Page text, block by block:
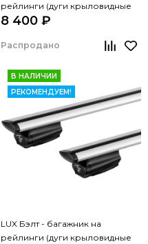
рейлинги (дуги крыловидные
серые, 1,2м)
8 400 ₽
Распродано
В НАЛИЧИИ
РЕКОМЕНДУЕМ!
LUX Бэлт - багажник на
рейлинги (дуги крыловидные